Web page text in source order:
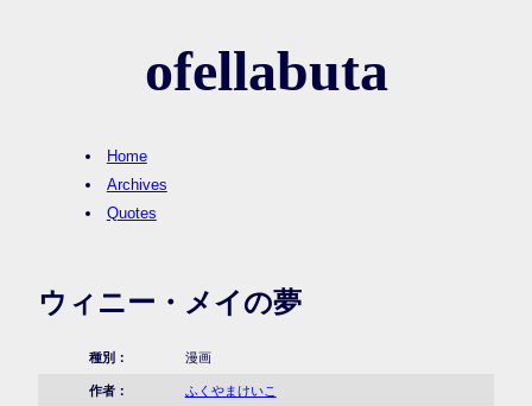
ofellabuta
Home
Archives
Quotes
ウィニー・メイの夢
種別： 漫画
作者： ふくやまけいこ